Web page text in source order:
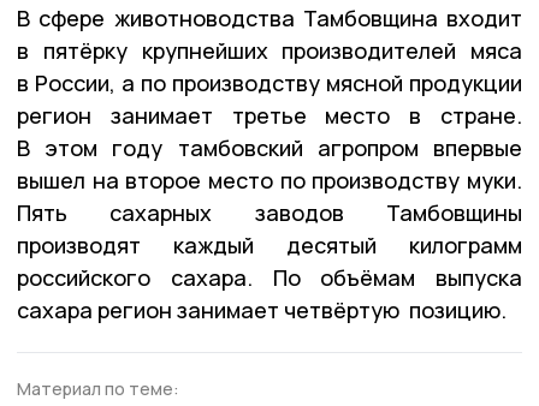
В сфере животноводства Тамбовщина входит
в пятёрку крупнейших производителей мяса
в России, а по производству мясной продукции
регион занимает третье место в стране.
В этом году тамбовский агропром впервые
вышел на второе место по производству муки.
Пять сахарных заводов Тамбовщины
производят каждый десятый килограмм
российского сахара. По объёмам выпуска
сахара регион занимает четвёртую позицию.
Материал по теме: